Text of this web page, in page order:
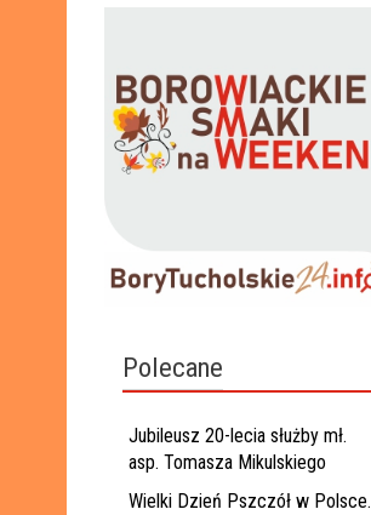
Polecane
Jubileusz 20-lecia służby mł.
asp. Tomasza Mikulskiego
Wielki Dzień Pszczół w Polsce.